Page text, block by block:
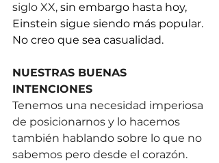
siglo XX, sin embargo hasta hoy,
Einstein sigue siendo más popular.
No creo que sea casualidad.
NUESTRAS BUENAS
INTENCIONES
Tenemos una necesidad imperiosa
de posicionarnos y lo hacemos
también hablando sobre lo que no
sabemos pero desde el corazón.